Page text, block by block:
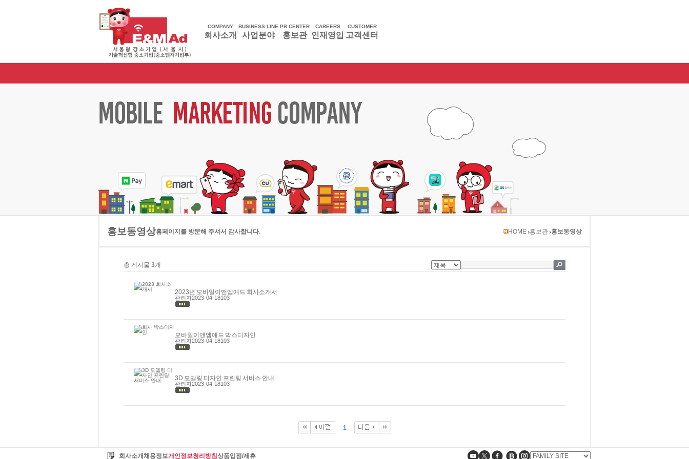
COMPANY
회사소개
BUSINESS LINE
사업분야
PR CENTER
홍보관
CAREERS
인재영입
CUSTOMER
고객센터
홍보동영상홈페이지를 방문해 주셔서 감사합니다. HOME 홍보관 홍보동영상
총 게시물 3개
2023년 모바일이앤엠애드 회사소개서
관리자2023-04-18103
모바일이앤엠애드 박스디자인
관리자2023-04-18103
3D 모델링 디자인 프린팅 서비스 안내
관리자2023-04-18103
1
회사소개채용정보개인정보청리방침상품입점/제휴